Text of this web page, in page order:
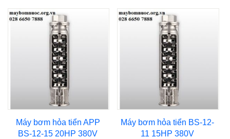
Máy bơm hỏa tiển APP
BS-12-15 20HP 380V
Máy bơm hỏa tiển BS-12-
11 15HP 380V